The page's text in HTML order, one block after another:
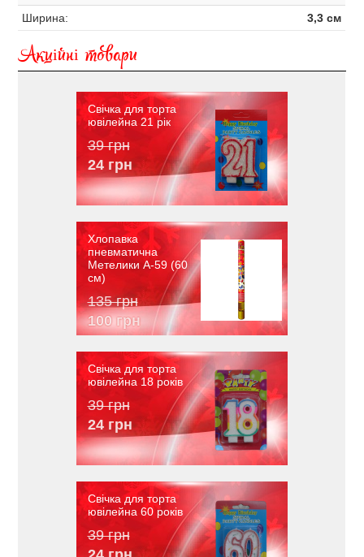
Ширина:
3,3 см
Акційні товари
Свічка для торта
ювілейна 21 рік
39 грн
24 грн
Хлопавка
пневматична
Метелики A-59 (60
см)
135 грн
100 грн
Свічка для торта
ювілейна 18 років
39 грн
24 грн
Свічка для торта
ювілейна 60 років
39 грн